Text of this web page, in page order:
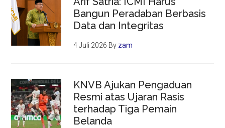
Bangun Peradaban Berbasis
Data dan Integritas
4 Juli 2026 By zam
KNVB Ajukan Pengaduan
Resmi atas Ujaran Rasis
terhadap Tiga Pemain
Belanda